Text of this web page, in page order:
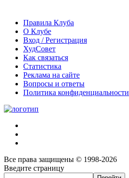
Правила Клуба
О Клубе
Вход / Регистрация
ХудСовет
Как связаться
Статистика
Реклама на сайте
Вопросы и ответы
Политика конфиденциальности
Все права защищены © 1998-2026
Введите страницу